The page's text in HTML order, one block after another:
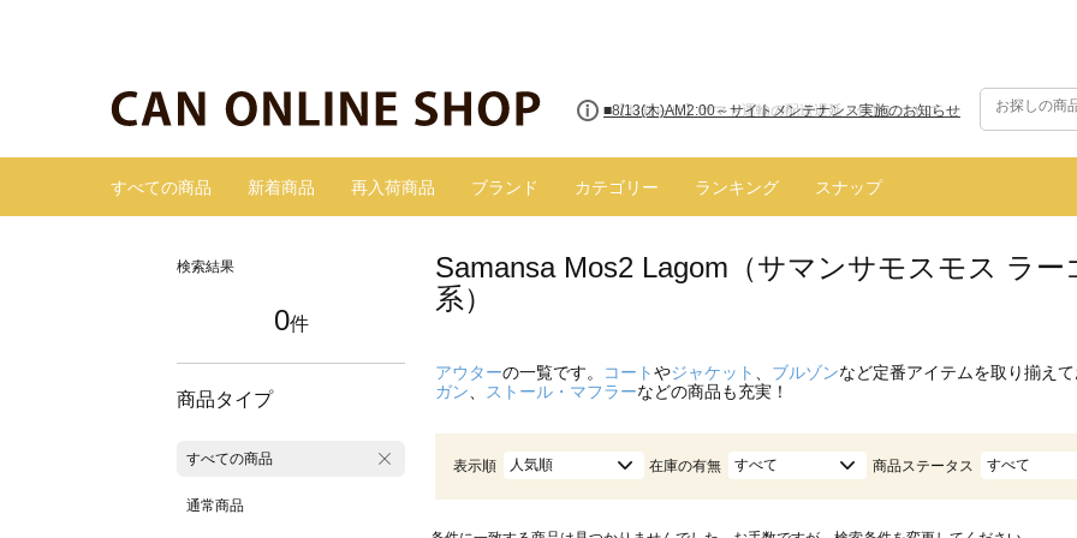
■8/13(木)AM2:00～サイトメンテナンス実施のお知らせ
すべての商品 新着商品 再入荷商品 ブランド カテゴリー ランキング スナップ
検索結果
0件
商品タイプ
すべての商品
通常商品
Samansa Mos2 Lagom（サマンサモスモス ラ
系）
アウターの一覧です。 コートやジャケット ブルゾンなど定番アイテムを取り揃え
ガン
ストール・マフラーなどの商品も充実！
表示順 人気順 在庫の有無 すべて 商品ステータス すべて